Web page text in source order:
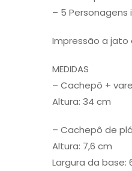
– 5
Impressão a jato
MEDIDAS
– Cachepô +
Altura: 34 cm
– Cachepô de
Altura: 7,6 cm
Largura da base: